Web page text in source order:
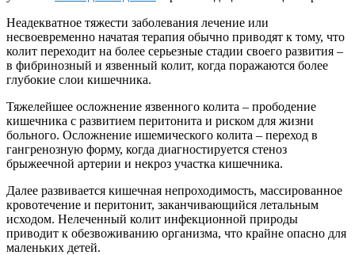
Неадекватное тяжести заболевания лечение или
несвоевременно начатая терапия обычно приводят к тому, что
колит переходит на более серьезные стадии своего развития –
в фибринозный и язвенный колит, когда поражаются более
глубокие слои кишечника.
Тяжелейшее осложнение язвенного колита – прободение
кишечника с развитием перитонита и риском для жизни
больного. Осложнение ишемического колита – переход в
гангренозную форму, когда диагностируется стеноз
брыжеечной артерии и некроз участка кишечника.
Далее развивается кишечная непроходимость, массированное
кровотечение и перитонит, заканчивающийся летальным
исходом. Нелеченный колит инфекционной природы
приводит к обезвоживанию организма, что крайне опасно для
маленьких детей.